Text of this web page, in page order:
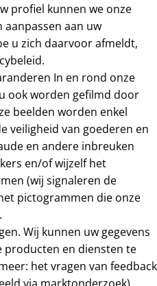
profiel kunnen we onze
aan uw
u zich daarvoor afmeldt,
In en rond onze
ook worden gefilmd door
beelden worden enkel
veiligheid van goederen en
en andere inbreuken
en/of wijzelf het
(wij signaleren de
pictogrammen die onze
Wij kunnen uw gegevens
producten en diensten te
het vragen van feedback